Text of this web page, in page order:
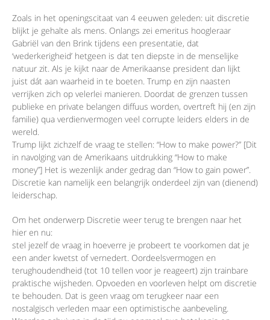
Zoals in het openingscitaat van 4 eeuwen geleden: uit discretie
blijkt je gehalte als mens. Onlangs zei emeritus hoogleraar
Gabriël van den Brink tijdens een presentatie, dat
‘wederkerigheid’ hetgeen is dat ten diepste in de menselijke
natuur zit. Als je kijkt naar de Amerikaanse president dan lijkt
juist dát aan waarheid in te boeten. Trump en zijn naasten
verrijken zich op velerlei manieren. Doordat de grenzen tussen
publieke en private belangen diffuus worden, overtreft hij (en zijn
familie) qua verdienvermogen veel corrupte leiders elders in de
wereld.
Trump lijkt zichzelf de vraag te stellen: “How to make power?” [Dit
in navolging van de Amerikaans uitdrukking “How to make
money”] Het is wezenlijk ander gedrag dan “How to gain power”.
Discretie kan namelijk een belangrijk onderdeel zijn van (dienend)
leiderschap.
Om het onderwerp Discretie weer terug te brengen naar het
hier en nu:
stel jezelf de vraag in hoeverre je probeert te voorkomen dat je
een ander kwetst of vernedert. Oordeelsvermogen en
terughoudendheid (tot 10 tellen voor je reageert) zijn trainbare
praktische wijsheden. Opvoeden en voorleven helpt om discretie
te behouden. Dat is geen vraag om terugkeer naar een
nostalgisch verleden maar een optimistische aanbeveling.